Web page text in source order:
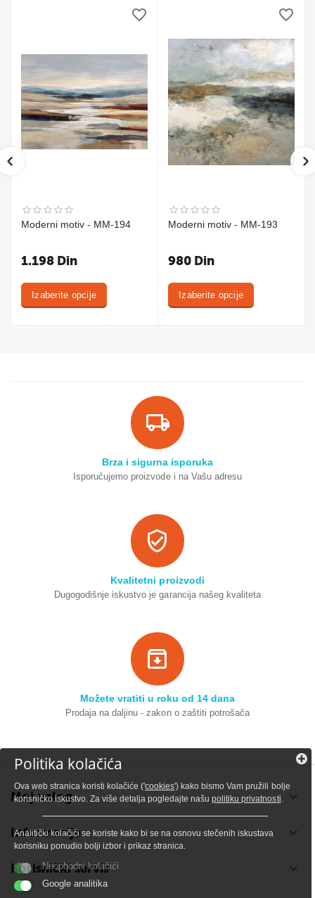
Moderni motiv - MM-194
1.198 Din
Izaberite opcije
Moderni motiv - MM-193
980 Din
Izaberite opcije
Brza i sigurna isporuka
Isporučujemo proizvode i na Vašu adresu
Kvalitetni proizvodi
Dugogodišnje iskustvo je garancija našeg kvaliteta
Možete vratiti u roku od 14 dana
Prodaja na daljinu - zakon o zaštiti potrošača
Moj nalog
Informacije
Korisnički servis
Politika kolačića
Ova web stranica koristi kolačiće ('cookies') kako bismo Vam pružili bolje
korisničko iskustvo. Za više detalja pogledajte našupolitiku privatnosti.
Analitički kolačići se koriste kako bi se na osnovu stečenih iskustava
korisniku ponudio bolji izbor i prikaz stranica.
Neophodni kolačići
Google analitika